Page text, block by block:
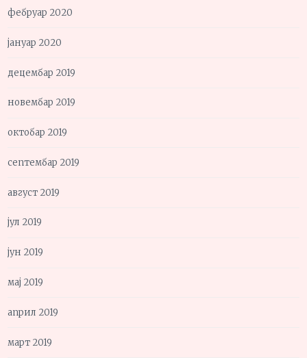
фебруар 2020
јануар 2020
децембар 2019
новембар 2019
октобар 2019
септембар 2019
август 2019
јул 2019
јун 2019
мај 2019
април 2019
март 2019